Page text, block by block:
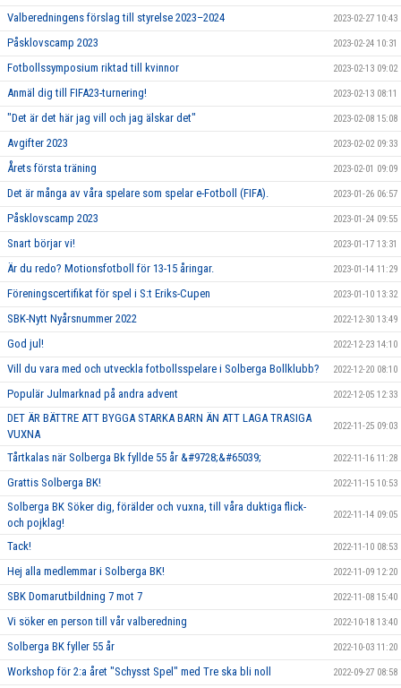
Valberedningens förslag till styrelse 2023–2024 2023-02-27 10:43
Påsklovscamp 2023 2023-02-24 10:31
Fotbollssymposium riktad till kvinnor 2023-02-13 09:02
Anmäl dig till FIFA23-turnering! 2023-02-13 08:11
"Det är det här jag vill och jag älskar det" 2023-02-08 15:08
Avgifter 2023 2023-02-02 09:33
Årets första träning 2023-02-01 09:09
Det är många av våra spelare som spelar e-Fotboll (FIFA). 2023-01-26 06:57
Påsklovscamp 2023 2023-01-24 09:55
Snart börjar vi! 2023-01-17 13:31
Är du redo? Motionsfotboll för 13-15 åringar. 2023-01-14 11:29
Föreningscertifikat för spel i S:t Eriks-Cupen 2023-01-10 13:32
SBK-Nytt Nyårsnummer 2022 2022-12-30 13:49
God jul! 2022-12-23 14:10
Vill du vara med och utveckla fotbollsspelare i Solberga Bollklubb? 2022-12-20 08:10
Populär Julmarknad på andra advent 2022-12-05 12:33
DET ÄR BÄTTRE ATT BYGGA STARKA BARN ÄN ATT LAGA TRASIGA
VUXNA
2022-11-25 09:03
Tårtkalas när Solberga Bk fyllde 55 år &#9728;&#65039; 2022-11-16 11:28
Grattis Solberga BK! 2022-11-15 10:53
Solberga BK Söker dig, förälder och vuxna, till våra duktiga flick-
och pojklag!
2022-11-14 09:05
Tack! 2022-11-10 08:53
Hej alla medlemmar i Solberga BK! 2022-11-09 12:20
SBK Domarutbildning 7 mot 7 2022-11-08 15:40
Vi söker en person till vår valberedning 2022-10-18 13:40
Solberga BK fyller 55 år 2022-10-03 11:20
Workshop för 2:a året "Schysst Spel" med Tre ska bli noll 2022-09-27 08:58